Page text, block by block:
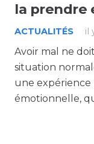
la prendre
ACTUALITÉS il
Avoir mal ne
situation
une expérience
émotionnelle,